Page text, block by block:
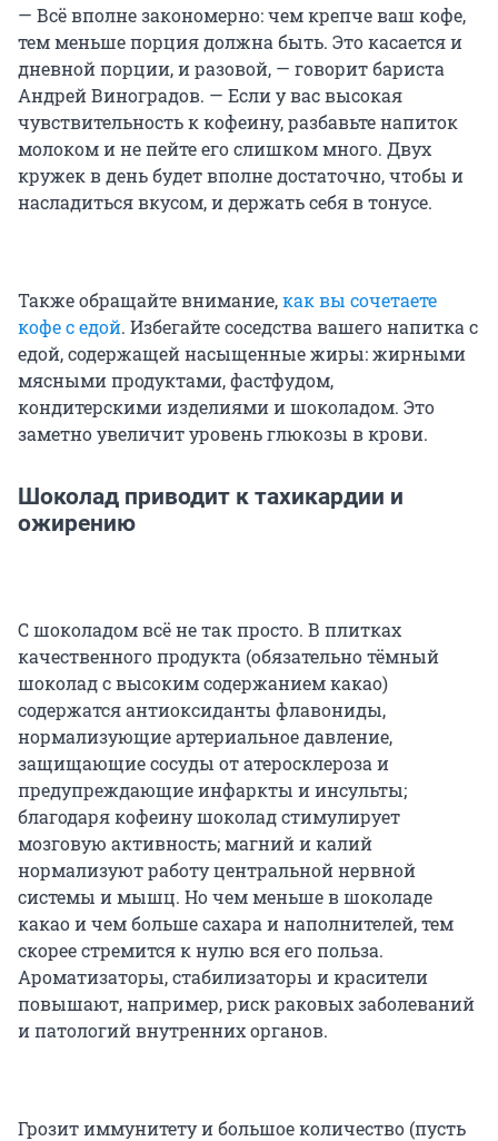
— Всё вполне закономерно: чем крепче ваш кофе,
тем меньше порция должна быть. Это касается и
дневной порции, и разовой, — говорит бариста
Андрей Виноградов. — Если у вас высокая
чувствительность к кофеину, разбавьте напиток
молоком и не пейте его слишком много. Двух
кружек в день будет вполне достаточно, чтобы и
насладиться вкусом, и держать себя в тонусе.
Также обращайте внимание,как вы сочетаете
кофе с едой. Избегайте соседства вашего напитка с
едой, содержащей насыщенные жиры: жирными
мясными продуктами, фастфудом,
кондитерскими изделиями и шоколадом. Это
заметно увеличит уровень глюкозы в крови.
Шоколад приводит к тахикардии и
ожирению
С шоколадом всё не так просто. В плитках
качественного продукта (обязательно тёмный
шоколад с высоким содержанием какао)
содержатся антиоксиданты флавониды,
нормализующие артериальное давление,
защищающие сосуды от атеросклероза и
предупреждающие инфаркты и инсульты;
благодаря кофеину шоколад стимулирует
мозговую активность; магний и калий
нормализуют работу центральной нервной
системы и мышц. Но чем меньше в шоколаде
какао и чем больше сахара и наполнителей, тем
скорее стремится к нулю вся его польза.
Ароматизаторы, стабилизаторы и красители
повышают, например, риск раковых заболеваний
и патологий внутренних органов.
Грозит иммунитету и большое количество (пусть